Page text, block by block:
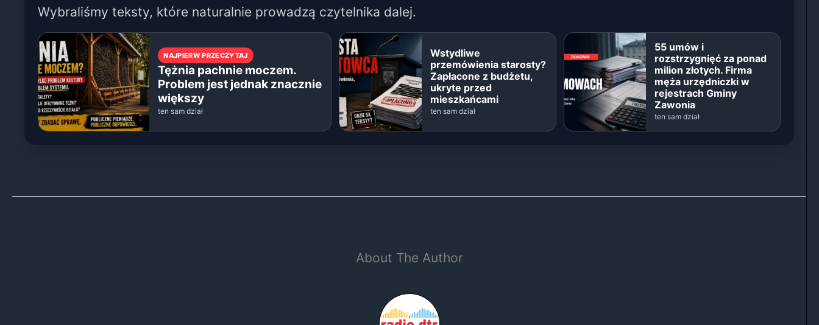
Wybraliśmy teksty, które naturalnie prowadzą czytelnika dalej.
NAJPIERW PRZECZYTAJ
Tężnia pachnie moczem.
Problem jest jednak znacznie
większy
ten sam dział
Wstydliwe
przemówienia starosty?
Zapłacone z budżetu,
ukryte przed
mieszkańcami
ten sam dział
55 umów i
rozstrzygnięć za ponad
milion złotych. Firma
męża urzędniczki w
rejestrach Gminy
Zawonia
ten sam dział
About The Author